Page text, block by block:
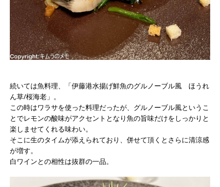
続いては魚料理、「伊藤港水揚げ鮮魚のグルノーブル風 ほうれ
ん草/桜海老」。
この時はワラサを使った料理だったが、グルノーブル風というこ
とでレモンの酸味がアクセントとなり魚の旨味だけをしっかりと
楽しませてくれる味わい。
そこに生のタイムが添えられており、併せて頂くとさらに清涼感
が増す。
白ワインとの相性は抜群の一品。